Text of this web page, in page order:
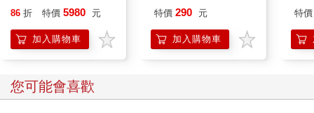
86 折 特價 5980 元
加入購物車
特價 290 元
加入購物車
特價
您可能會喜歡